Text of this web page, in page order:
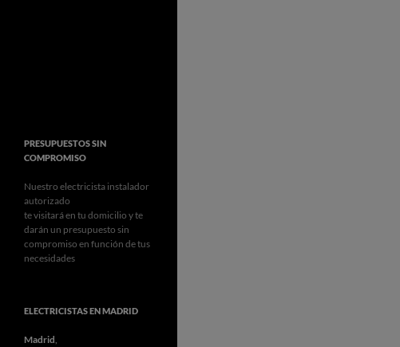
PRESUPUESTOS SIN
COMPROMISO
Nuestro electricista instalador
autorizado
te visitará en tu domicilio y te
darán un presupuesto sin
compromiso en función de tus
necesidades
ELECTRICISTAS EN MADRID
Madrid,